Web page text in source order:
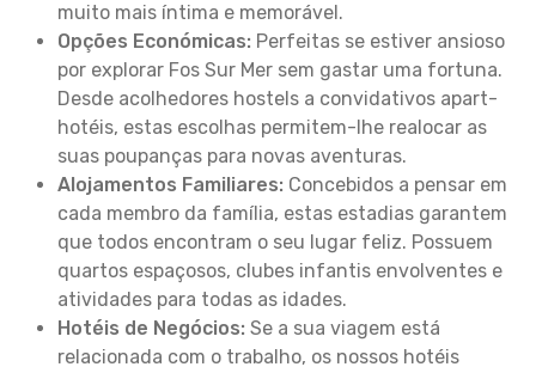
muito mais íntima e memorável.
Opções Económicas: Perfeitas se estiver ansioso
por explorar Fos Sur Mer sem gastar uma fortuna.
Desde acolhedores hostels a convidativos apart-
hotéis, estas escolhas permitem-lhe realocar as
suas poupanças para novas aventuras.
Alojamentos Familiares: Concebidos a pensar em
cada membro da família, estas estadias garantem
que todos encontram o seu lugar feliz. Possuem
quartos espaçosos, clubes infantis envolventes e
atividades para todas as idades.
Hotéis de Negócios: Se a sua viagem está
relacionada com o trabalho, os nossos hotéis